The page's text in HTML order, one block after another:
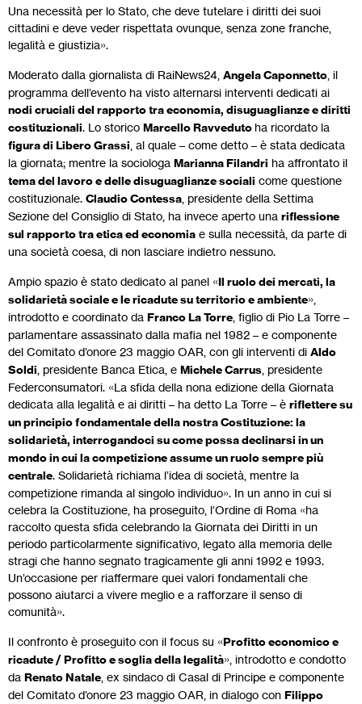
Una necessità per lo Stato, che deve tutelare i diritti dei suoi
cittadini e deve veder rispettata ovunque, senza zone franche,
legalità e giustizia».
Moderato dalla giornalista di RaiNews24, Angela Caponnetto , il
programma dell’evento ha visto alternarsi interventi dedicati ai
nodi cruciali del rapporto tra economia, disuguaglianze e diritti
costituzionali. Lo storico Marcello Ravvedutoha ricordato la
figura di Libero Grassi , al quale – come detto – è stata dedicata
la giornata; mentre la sociologa Marianna Filandri ha affrontato il
tema del lavoro e delle disuguaglianze sociali come questione
costituzionale. Claudio Contessa , presidente della Settima
Sezione del Consiglio di Stato, ha invece aperto una riflessione
sul rapporto tra etica ed economia e sulla necessità, da parte di
una società coesa, di non lasciare indietro nessuno.
Ampio spazio è stato dedicato al panel «Il ruolo dei mercati, la
solidarietà sociale e le ricadute su territorio e ambiente»,
introdotto e coordinato da Franco La Torre , figlio di Pio La Torre –
parlamentare assassinato dalla mafia nel 1982 – e componente
del Comitato d’onore 23 maggio OAR, con gli interventi di Aldo
Soldi , presidente Banca Etica, e Michele Carrus , presidente
Federconsumatori. «La sfida della nona edizione della Giornata
dedicata alla legalità e ai diritti – ha detto La Torre – è riflettere su
un principio fondamentale della nostra Costituzione: la
solidarietà, interrogandoci su come possa declinarsi in un
mondo in cui la competizione assume un ruolo sempre più
centrale. Solidarietà richiama l’idea di società, mentre la
competizione rimanda al singolo individuo». In un anno in cui si
celebra la Costituzione, ha proseguito, l’Ordine di Roma «ha
raccolto questa sfida celebrando la Giornata dei Diritti in un
periodo particolarmente significativo, legato alla memoria delle
stragi che hanno segnato tragicamente gli anni 1992 e 1993.
Un’occasione per riaffermare quei valori fondamentali che
possono aiutarci a vivere meglio e a rafforzare il senso di
comunità».
Il confronto è proseguito con il focus su «Profitto economico e
ricadute / Profitto e soglia della legalità», introdotto e condotto
da Renato Natale , ex sindaco di Casal di Principe e componente
del Comitato d’onore 23 maggio OAR, in dialogo con Filippo